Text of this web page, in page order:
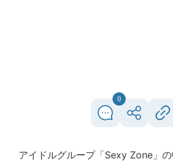
0
アイドルグループ「Sexy Zone」